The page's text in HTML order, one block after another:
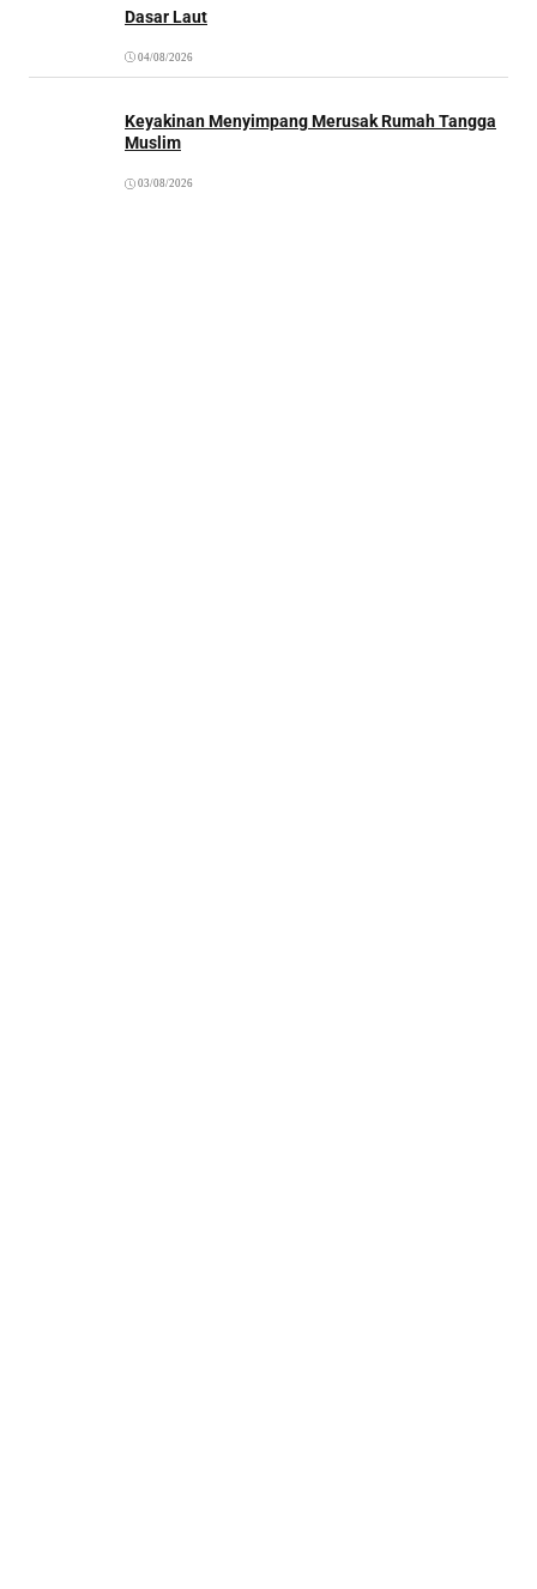
Dasar Laut
04/08/2026
Keyakinan Menyimpang Merusak Rumah Tangga
Muslim
03/08/2026